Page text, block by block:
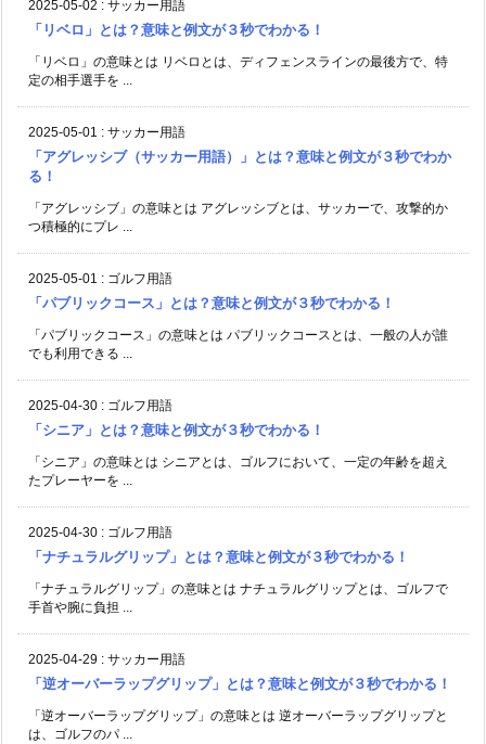
2025-05-02 : サッカー用語
「リベロ」とは？意味と例文が３秒でわかる！
「リベロ」の意味とは リベロとは、ディフェンスラインの最後方で、特
定の相手選手を ...
2025-05-01 : サッカー用語
「アグレッシブ（サッカー用語）」とは？意味と例文が３秒でわか
る！
「アグレッシブ」の意味とは アグレッシブとは、サッカーで、攻撃的か
つ積極的にプレ ...
2025-05-01 : ゴルフ用語
「パブリックコース」とは？意味と例文が３秒でわかる！
「パブリックコース」の意味とは パブリックコースとは、一般の人が誰
でも利用できる ...
2025-04-30 : ゴルフ用語
「シニア」とは？意味と例文が３秒でわかる！
「シニア」の意味とは シニアとは、ゴルフにおいて、一定の年齢を超え
たプレーヤーを ...
2025-04-30 : ゴルフ用語
「ナチュラルグリップ」とは？意味と例文が３秒でわかる！
「ナチュラルグリップ」の意味とは ナチュラルグリップとは、ゴルフで
手首や腕に負担 ...
2025-04-29 : サッカー用語
「逆オーバーラップグリップ」とは？意味と例文が３秒でわかる！
「逆オーバーラップグリップ」の意味とは 逆オーバーラップグリップと
は、ゴルフのパ ...